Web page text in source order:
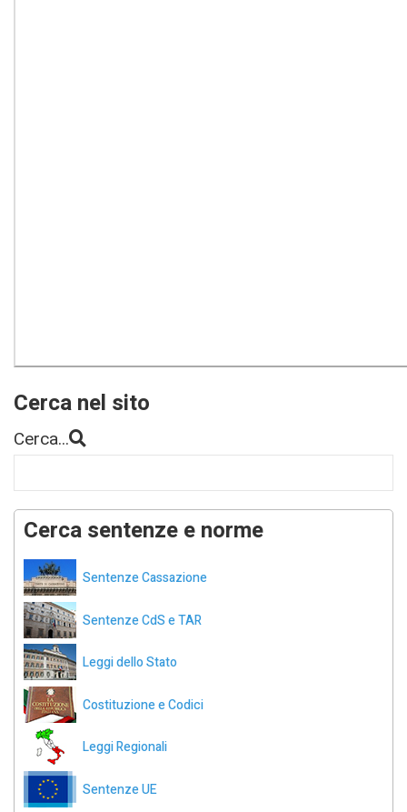
Cerca nel sito
Cerca...
Cerca sentenze e norme
Sentenze Cassazione
Sentenze CdS e TAR
Leggi dello Stato
Costituzione e Codici
Leggi Regionali
Sentenze UE